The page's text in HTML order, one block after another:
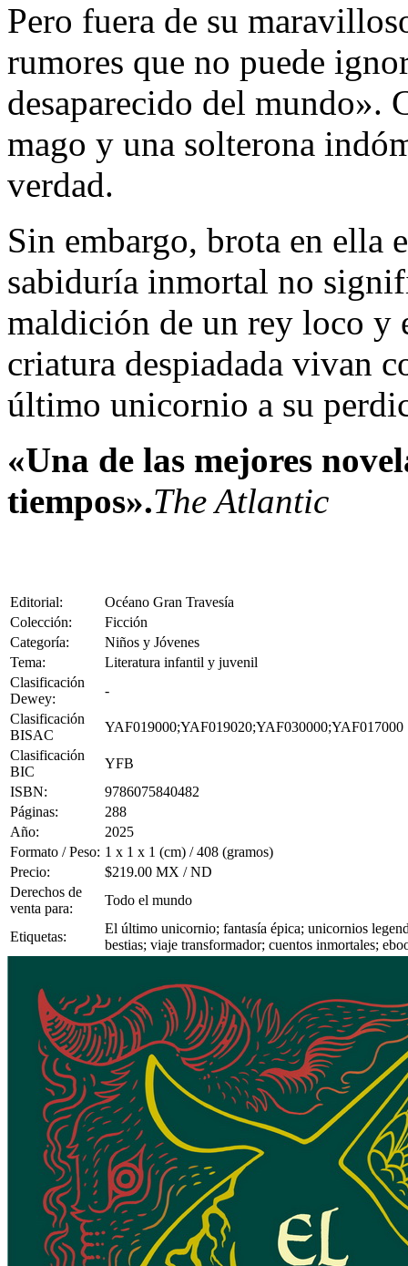
Pero fuera de su
rumores que no puede
desaparecido del mundo».
mago y una solterona
verdad.
Sin embargo, brota en ella
sabiduría inmortal no
maldición de un rey loco y
criatura despiadada vivan
último unicornio a su
«Una de las mejores
tiempos».The Atlantic
Editorial:
Océano Gran Travesía
Colección:
Ficción
Categoría:
Niños y Jóvenes
Tema:
Literatura infantil y juvenil
Clasificación
Dewey:
-
Clasificación
BISAC
YAF019000;YAF019020;YAF030000;YAF017000
Clasificación
BIC
YFB
ISBN:
9786075840482
Páginas:
288
Año:
2025
Formato / Peso: 1 x 1 x 1 (cm) / 408 (gramos)
Precio:
$219.00 MX / ND
Derechos de
venta para:
Todo el mundo
Etiquetas:
El último unicornio; fantasía épica; unicornios
bestias; viaje transformador; cuentos inmortales;